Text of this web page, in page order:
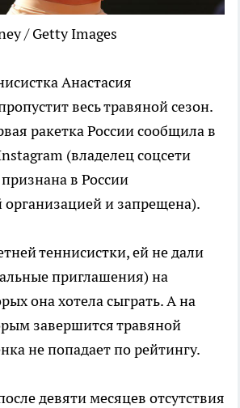
/ Getty Images
Анастасия
весь травяной сезон.
ракетка России сообщила в
(владелец соцсети
в России
организацией и запрещена).
теннисистки, ей не дали
приглашения) на
она хотела сыграть. А на
завершится травяной
не попадает по рейтингу.
девяти месяцев отсутствия